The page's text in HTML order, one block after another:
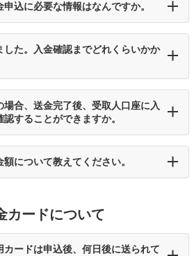
申込に必要な情報はなんですか。
した。入金確認までどれくらいかか
場合、送金完了後、受取人口座に入
することができますか。
について教えてください。
カードについて
カードは申込後、何日後に送られて